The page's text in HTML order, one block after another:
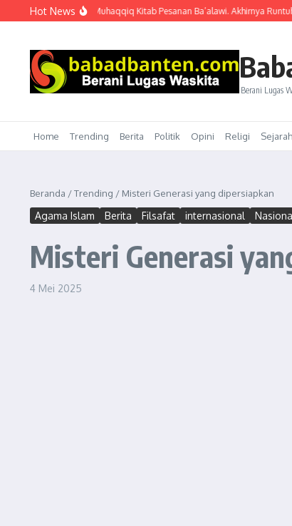
Lewati ke konten
Hot News
gaya Ibnu Harjo Muhaqqiq Kitab Pesanan Ba’alawi. Akhirnya Runtuh
Berani Lugas
Home Trending Berita Politik Opini Religi Sejarah
Beranda /Trending / Misteri Generasi yang dipersiapkan
Agama Islam Berita Filsafat internasional
Misteri Generasi
4 Mei 2025